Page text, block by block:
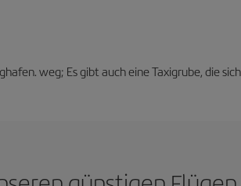
weg; Es gibt auch eine Taxigrube, die